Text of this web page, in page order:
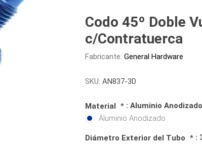
Codo 45º Doble
c/Contratuerca
Fabricante: General Hardware
SKU: AN837-3D
Material * : Aluminio Anodizado
Aluminio Anodizado
Diámetro Exterior del Tubo * :